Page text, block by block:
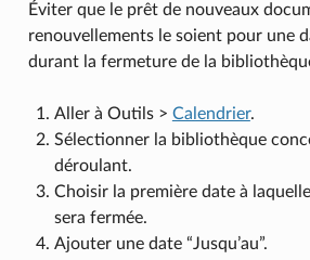
Éviter que le prêt de nouveaux
renouvellements le soient pour une
durant la fermeture de la
Aller à Outils > Calendrier.
Sélectionner la bibliothèque
déroulant.
Choisir la première date à
sera fermée.
Ajouter une date “Jusqu’au”.